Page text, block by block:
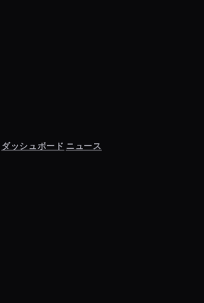
ダッシュボード ニュース